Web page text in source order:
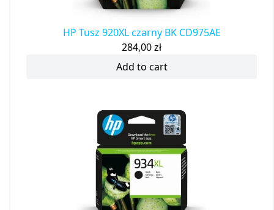
HP Tusz 920XL czarny BK CD975AE
284,00zł
Add to cart